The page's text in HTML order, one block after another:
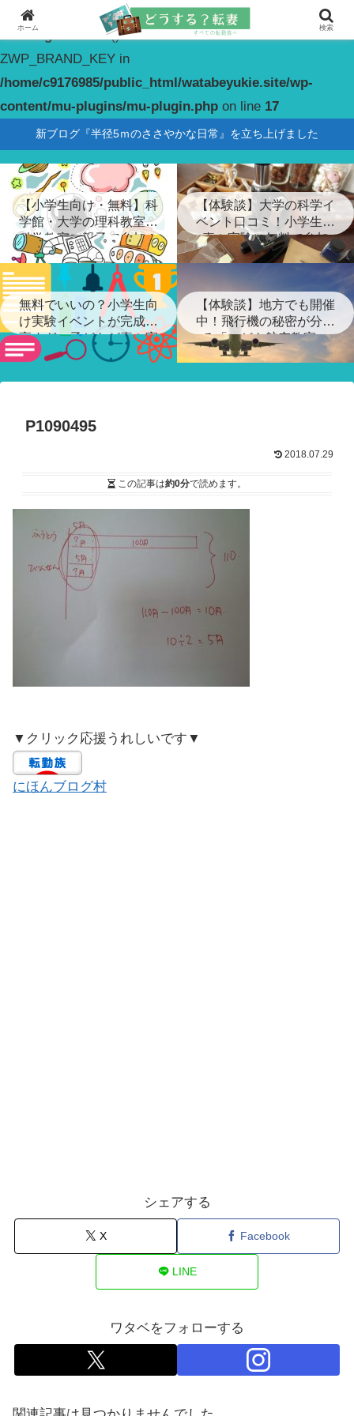
Warning
: constant(): Couldn't find constant
ZWP_BRAND_KEY in
/home/c9176985/public_html/watabeyukie.site/wp-
content/mu-plugins/mu-plugin.php on line 17
新ブログ『半径5ｍのささやかな日常』を立ち上げました
【小学生向け・無料】科
学館・大学の理科教室・
科学教室に親子で参加！
【体験談】大学の科学イ
ベント口コミ！小学生が
喜ぶ実験に無料で参加
無料でいいの？小学生向
け実験イベントが完成度
高すぎ…子どもが喜ぶ実
験ショー
【体験談】地方でも開催
中！飛行機の秘密が分か
る「こども航空教室」
P1090495
2018.07.29
この記事は約0分で読めます。
▼クリック応援うれしいです▼
にほんブログ村
シェアする
X Facebook
LINE
ワタベをフォローする
ホーム 検索